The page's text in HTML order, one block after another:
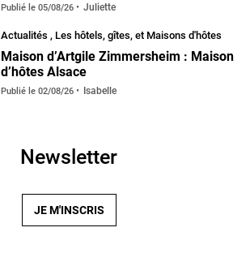
Publié le 05/08/26 Juliette
Actualités , Les hôtels, gîtes, et Maisons d'hôtes
Maison d’Artgile Zimmersheim : Maison
d’hôtes Alsace
Publié le 02/08/26 Isabelle
Newsletter
JE M'INSCRIS